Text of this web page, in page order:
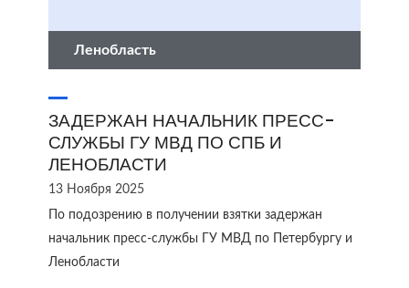
Ленобласть
ЗАДЕРЖАН НАЧАЛЬНИК ПРЕСС-
СЛУЖБЫ ГУ МВД ПО СПБ И
ЛЕНОБЛАСТИ
13 Ноября 2025
По подозрению в получении взятки задержан
начальник пресс-службы ГУ МВД по Петербургу и
Ленобласти